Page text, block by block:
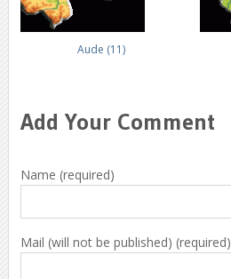
Aude (11)
Add Your Comment
Name (required)
Mail (will not be published) (required)